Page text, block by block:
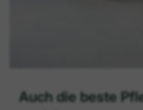
Auch die beste